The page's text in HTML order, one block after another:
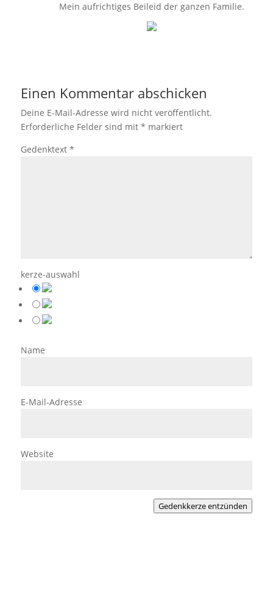
Mein aufrichtiges Beileid der ganzen Familie.
Einen Kommentar abschicken
Deine E-Mail-Adresse wird nicht veröffentlicht.
Erforderliche Felder sind mit * markiert
Gedenktext *
kerze-auswahl
Name
E-Mail-Adresse
Website
Gedenkkerze entzünden